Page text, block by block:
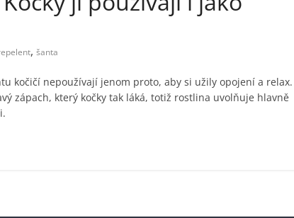
, šanta
kočičí nepoužívají jenom proto, aby si užily opojení a relax.
zápach, který kočky tak láká, totiž rostlina uvolňuje hlavně